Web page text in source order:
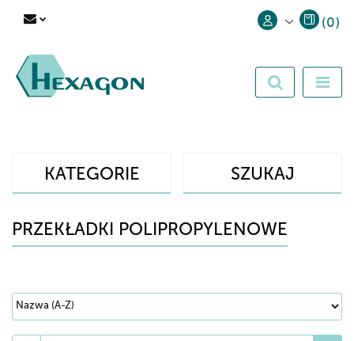
Zarejestruj się
(0)
KATEGORIE SZUKAJ
PRZEKŁADKI POLIPROPYLENOWE